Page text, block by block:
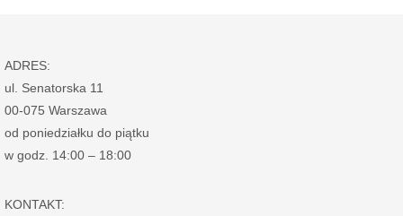
ADRES:
ul. Senatorska 11
00-075 Warszawa
od poniedziałku do piątku
w godz. 14:00 – 18:00
KONTAKT: